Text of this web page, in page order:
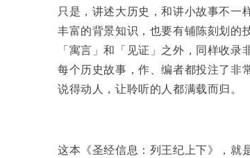
只是，讲述大历史，和讲小故事不一
丰富的背景知识，也要有铺陈刻划的
「寓言」和「见证」之外，同样收录
每个历史故事，作、编者都投注了非
说得动人，让聆听的人都满载而归。
这本《圣经信息：列王纪上下》，就